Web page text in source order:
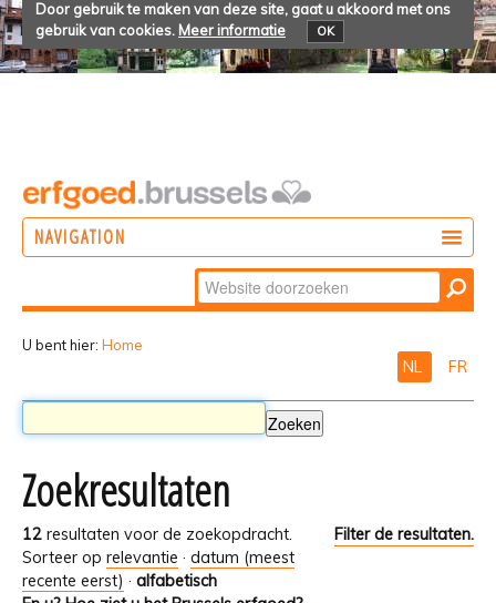
Door gebruik te maken van deze site, gaat u akkoord met ons
gebruik van cookies. Meer informatie OK
NAVIGATION
Zoek
Geavanceerd
U bent hier: Home
NL FR
Zoekresultaten
12 resultaten voor de zoekopdracht.
Filter de resultaten.
Sorteer op relevantie · datum (meest
recente eerst) · alfabetisch